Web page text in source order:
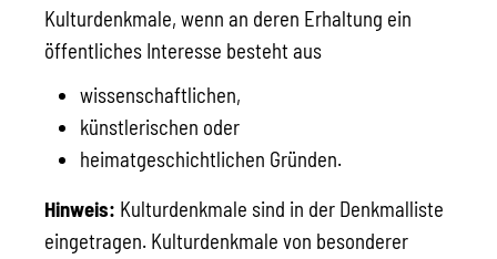
Kulturdenkmale, wenn an deren Erhaltung ein
öffentliches Interesse besteht aus
wissenschaftlichen,
künstlerischen oder
heimatgeschichtlichen Gründen.
Hinweis: Kulturdenkmale sind in der Denkmalliste
eingetragen. Kulturdenkmale von besonderer